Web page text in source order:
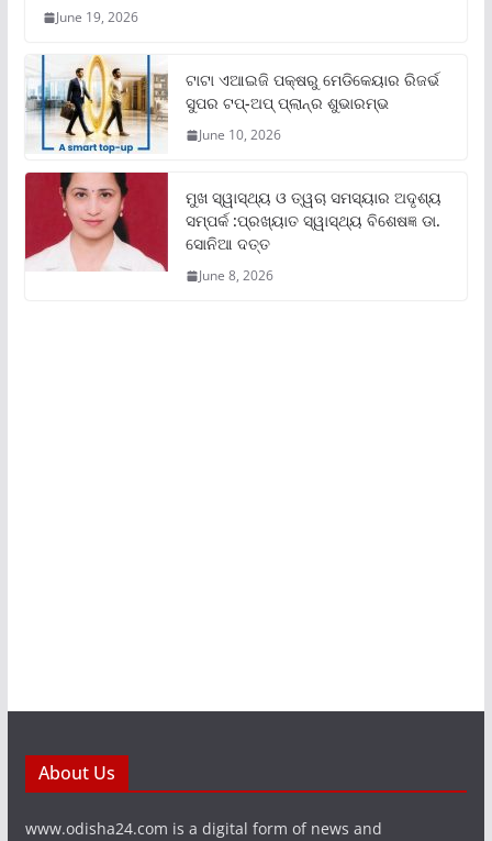
June 19, 2026
ଟାଟା ଏଆଇଜି ପକ୍ଷରୁ ମେଡିକେୟାର ରିଜର୍ଭ
ସୁପର ଟପ୍‌-ଅପ୍ ପ୍ଲାନ୍‌ର ଶୁଭାରମ୍ଭ
June 10, 2026
ମୁଖ ସ୍ୱାସ୍ଥ୍ୟ ଓ ତ୍ୱଚା ସମସ୍ୟାର ଅଦୃଶ୍ୟ
ସମ୍ପର୍କ :ପ୍ରଖ୍ୟାତ ସ୍ୱାସ୍ଥ୍ୟ ବିଶେଷଜ୍ଞ ଡା.
ସୋନିଆ ଦତ୍ତ
June 8, 2026
About Us
www.odisha24.com is a digital form of news and